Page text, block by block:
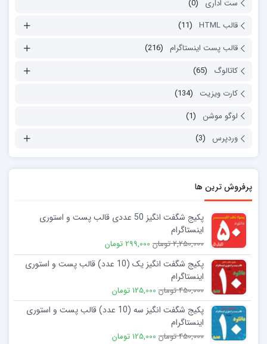
ست اداری
(0)
قالب HTML
(11)
قالب پست اینستاگرام (216)
کاتالوگ
(65)
کارت ویزیت
(134)
لوگو موشن
(1)
وردپرس
(3)
پرفروش ترین ها
پکیج شگفت انگیز 50 عددی قالب پست و استوری
اینستاگرام
2,250,000 تومان 299,000 تومان
پکیج شگفت انگیز یک (10 عدد) قالب پست و استوری
اینستاگرام
450,000 تومان 125,000 تومان
پکیج شگفت انگیز سه (10 عدد) قالب پست و استوری
اینستاگرام
450,000 تومان 125,000 تومان